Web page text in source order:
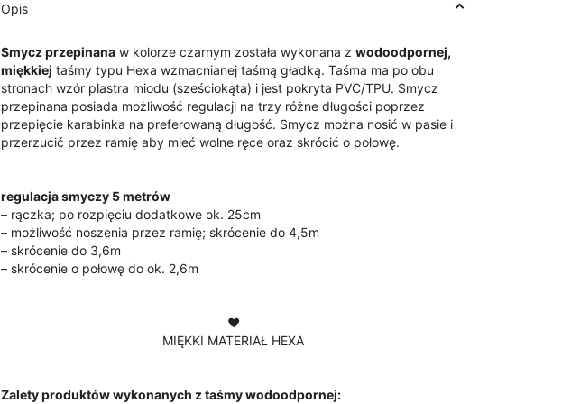
Opis
Smycz przepinana w kolorze czarnym została wykonana z wodoodpornej,
miękkiej taśmy typu Hexa wzmacnianej taśmą gładką. Taśma ma po obu
stronach wzór plastra miodu (sześciokąta) i jest pokryta PVC/TPU. Smycz
przepinana posiada możliwość regulacji na trzy różne długości poprzez
przepięcie karabinka na preferowaną długość. Smycz można nosić w pasie i
przerzucić przez ramię aby mieć wolne ręce oraz skrócić o połowę.
regulacja smyczy 5 metrów
– rączka; po rozpięciu dodatkowe ok. 25cm
– możliwość noszenia przez ramię; skrócenie do 4,5m
– skrócenie do 3,6m
– skrócenie o połowę do ok. 2,6m
♥
MIĘKKI MATERIAŁ HEXA
Zalety produktów wykonanych z taśmy wodoodpornej: